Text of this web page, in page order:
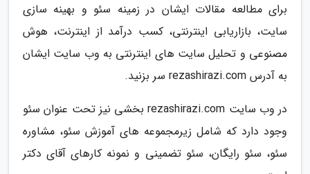
برای مطالعه مقالات ایشان در زمینه سئو و بهینه سازی
سایت، بازاریابی اینترنتی، کسب درآمد از اینترنت، هوش
مصنوعی و تحلیل سایت های اینترنتی به وب سایت ایشان
به آدرس rezashirazi.com سر بزنید.
در وب سایت rezashirazi.com بخشی نیز تحت عنوان سئو
وجود دارد که شامل زیرمجموعه های آموزش سئو، مشاوره
سئو، سئو رایگان، سئو تضمینی و نمونه کارهای آقای دکتر